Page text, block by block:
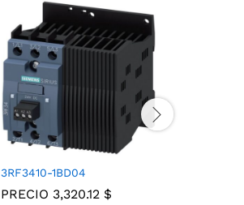
3RF3410-1BD04
PRECIO 3,320.12 $